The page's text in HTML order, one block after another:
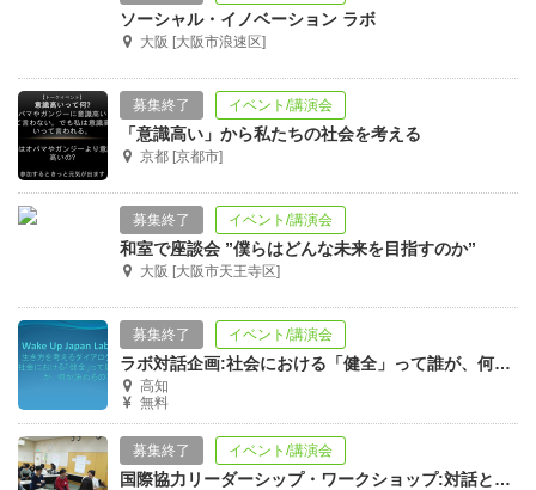
ソーシャル・イノベーション ラボ
大阪 [大阪市浪速区]
募集終了 イベント/講演会
「意識高い」から私たちの社会を考える
京都 [京都市]
募集終了 イベント/講演会
和室で座談会 ”僕らはどんな未来を目指すのか”
大阪 [大阪市天王寺区]
募集終了 イベント/講演会
ラボ対話企画:社会における「健全」って誰が、何が決めるの?-
高知
無料
募集終了 イベント/講演会
国際協力リーダーシップ・ワークショップ:対話とコミュニケーション